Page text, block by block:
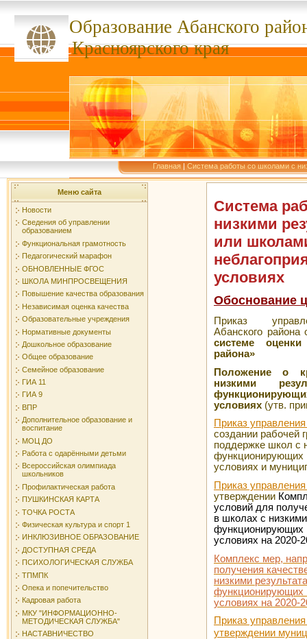
Образование Абанского
сссссссКрасноярского края
Главная | Система работы со школами с
Меню сайта
Новости
Сведения об управлении
образованием
Функциональная грамотность
Педагогический марафон
ОБНОВЛЕННЫЕ ФГОС
ШКОЛА МИНПРОСВЕЩЕНИЯ
Повышение качества образования
Независимая оценка качества
Образовательные учреждения
Нормативные документы
Дошкольное образование
Общее образование
Семейное образование
ГИА 11
ГИА 9
ВПР
Дополнительное образование и
воспитание
МОЦ ДО
Работа с одарёнными детьми
Всероссийская олимпиада
школьников
Профилактическая работа
ПУШКИНСКАЯ КАРТА
ТОЧКА РОСТА
Физическая культура и спорт 1
ИНКЛЮЗИВНОЕ ОБРАЗОВАНИЕ
ДОСТУПНАЯ СРЕДА
ПСИХОЛОГИЧЕСКАЯ СЛУЖБА
ТПМПК
Опека и попечительство
Кадровая работа
МКУ "ИНФОРМАЦИОННО-
МЕТОДИЧЕСКАЯ СЛУЖБА"
НАСТАВНИЧЕСТВО
Система
низкими
или
условиях
Обоснование
Приказ
Абанского
системе
района»
Положение о
низкими
условиях (утв.
Приказ
создании рабочей
поддержке школ с
функционирующих
условиях и
Приказ
утверждении
условий для
в школах с
функционирующих
условиях на 2020-
Комплекс мер,
получения
низкими
функционирующих
условиях на 2020-
Приказ
утверждении